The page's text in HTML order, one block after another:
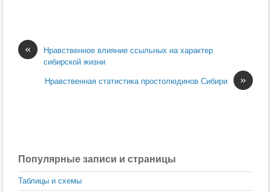
«
Нравственное влияние ссыльных на характер
сибирской жизни
»
Нравственная статистика простолюдинов Сибири
Популярные записи и страницы
Таблицы и схемы